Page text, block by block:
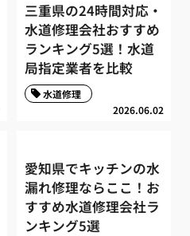
三重県の24時間対応・
水道修理会社おすすめ
ランキング5選！水道
局指定業者を比較
2026.06.02
水道修理
愛知県でキッチンの水
漏れ修理ならここ！お
すすめ水道修理会社ラ
ンキング5選